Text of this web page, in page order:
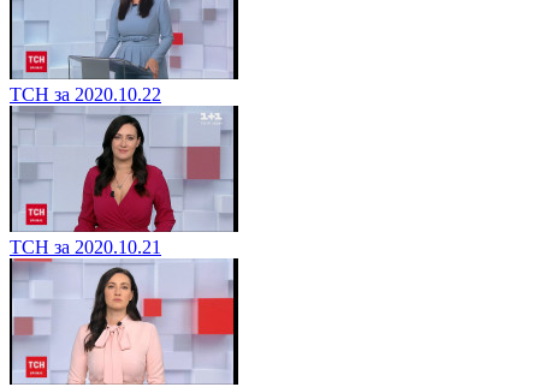
ТСН за 2020.10.22
ТСН за 2020.10.21